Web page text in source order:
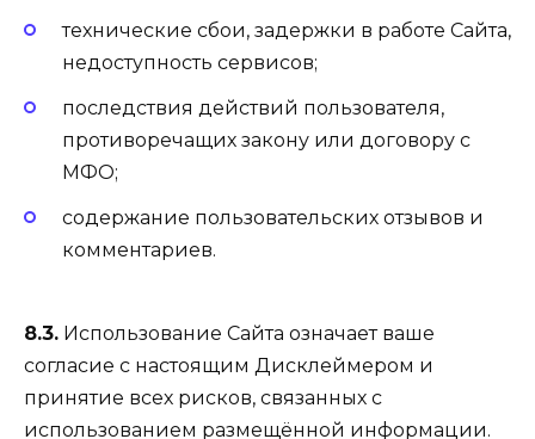
технические сбои, задержки в работе Сайта,
недоступность сервисов;
последствия действий пользователя,
противоречащих закону или договору с
МФО;
содержание пользовательских отзывов и
комментариев.
8.3. Использование Сайта означает ваше
согласие с настоящим Дисклеймером и
принятие всех рисков, связанных с
использованием размещённой информации.